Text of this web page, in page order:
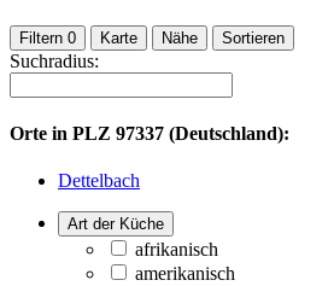
Filtern 0 Karte Nähe Sortieren
Suchradius:
Orte in PLZ 97337 (Deutschland):
Dettelbach
Art der Küche
afrikanisch
amerikanisch